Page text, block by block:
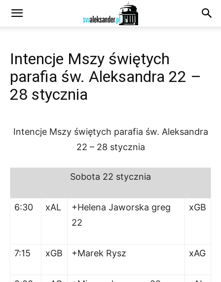
Intencje Mszy świętych
parafia św. Aleksandra 22 –
28 stycznia
Intencje Mszy świętych parafia św. Aleksandra
22 – 28 stycznia
Sobota 22 stycznia
6:30 xAL
+Helena Jaworska greg
22
xGB
7:15 xGB +Marek Rysz xAG